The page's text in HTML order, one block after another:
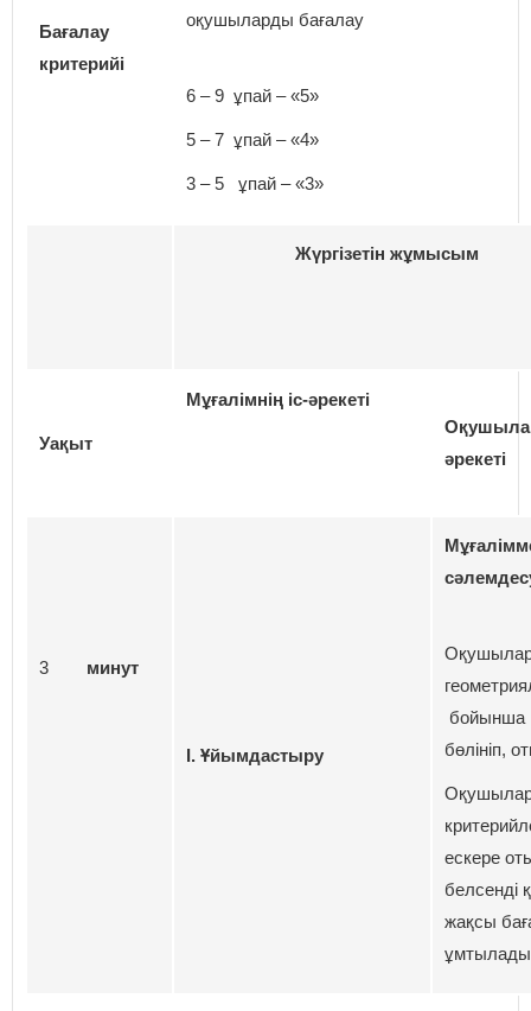
Бағалау
критерийі
оқушыларды бағалау
6 – 9 ұпай – «5»
5 – 7 ұпай – «4»
3 – 5 ұпай – «3»
Жүргізетін жұмысым
Уақыт
Мұғалімнің іс-әрекеті
әрекеті
3 минут
І. Ұйымдастыру
бойынша
бөлініп,
ескере
белсенді
жақсы
ұмтылады